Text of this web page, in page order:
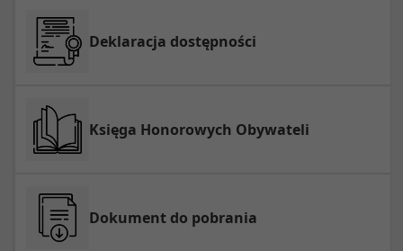
Deklaracja dostępności
Księga Honorowych Obywateli
Dokument do pobrania